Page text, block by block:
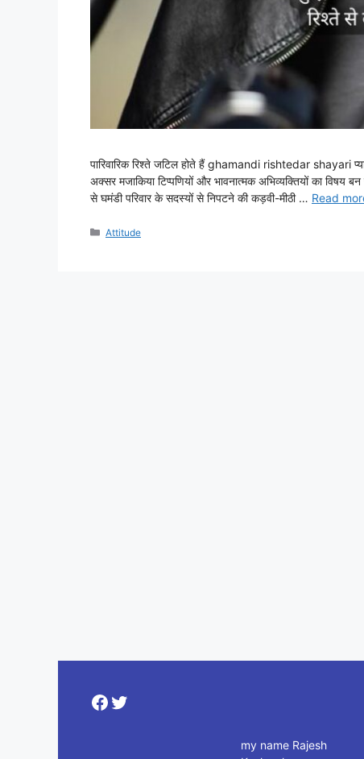
पारिवारिक रिश्ते जटिल होते हैं ghamandi rishtedar shayari
अक्सर मजाकिया टिप्पणियों और भावनात्मक अभिव्यक्तियों का विषय
से घमंडी परिवार के सदस्यों से निपटने की कड़वी-मीठी … Read
Categories
Attitude
Facebook
Twitter
my name Rajesh